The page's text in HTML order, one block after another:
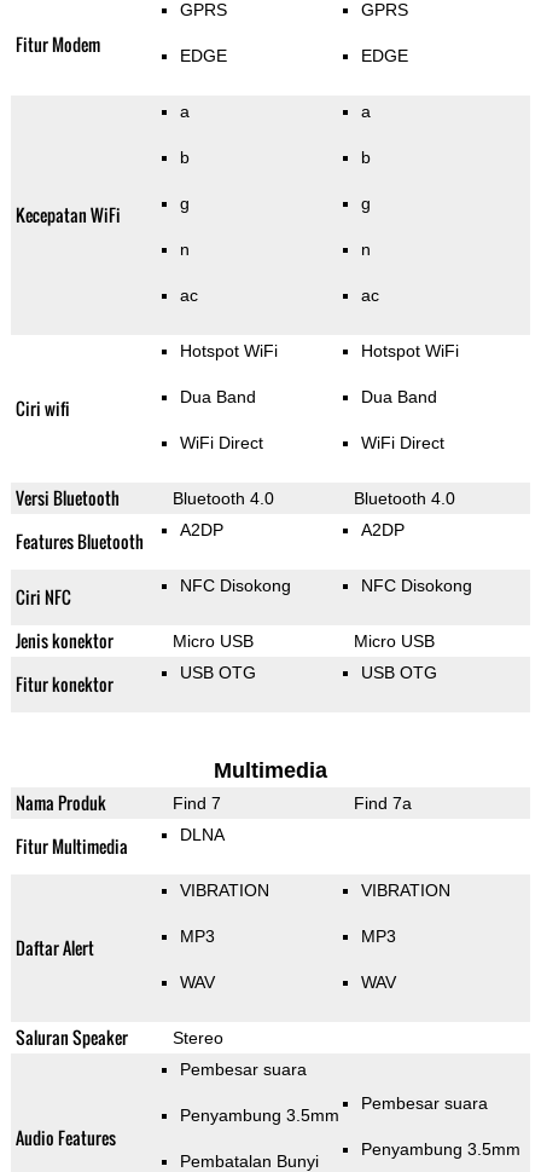
Fitur Modem
GPRS
EDGE
GPRS
EDGE
Kecepatan WiFi
a
b
g
n
ac
a
b
g
n
ac
Ciri wifi
Hotspot WiFi
Dua Band
WiFi Direct
Hotspot WiFi
Dua Band
WiFi Direct
Versi Bluetooth Bluetooth 4.0 Bluetooth 4.0
Features Bluetooth A2DP A2DP
Ciri NFC NFC Disokong NFC Disokong
Jenis konektor Micro USB Micro USB
Fitur konektor USB OTG USB OTG
Multimedia
Nama Produk Find 7 Find 7a
Fitur Multimedia DLNA
Daftar Alert
VIBRATION
MP3
WAV
VIBRATION
MP3
WAV
Saluran Speaker Stereo
Audio Features
Pembesar suara
Penyambung 3.5mm
Pembatalan Bunyi
Pembesar suara
Penyambung 3.5mm